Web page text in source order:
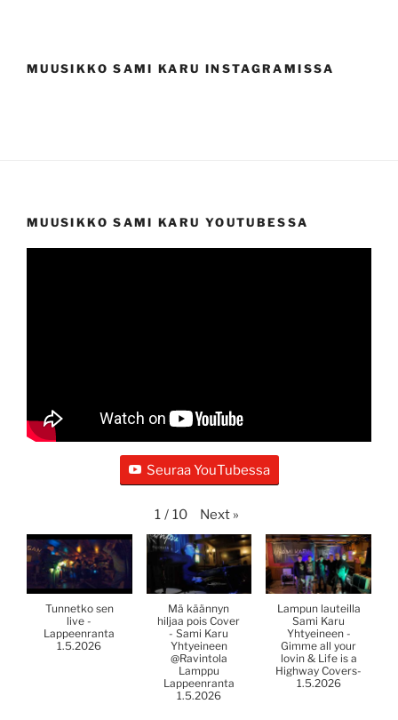
MUUSIKKO SAMI KARU INSTAGRAMISSA
MUUSIKKO SAMI KARU YOUTUBESSA
Seuraa YouTubessa
1 / 10 Next »
Tunnetko sen
live -
Lappeenranta
1.5.2026
Mä käännyn
hiljaa pois Cover
- Sami Karu
Yhtyeineen
@Ravintola
Lamppu
Lappeenranta
1.5.2026
Lampun lauteilla
Sami Karu
Yhtyeineen -
Gimme all your
lovin & Life is a
Highway Covers-
1.5.2026